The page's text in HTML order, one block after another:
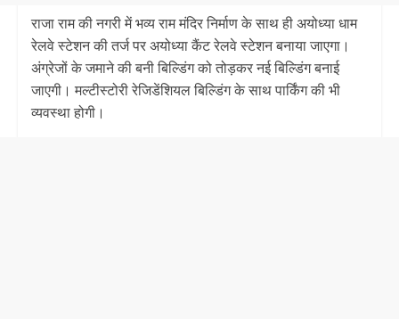
राजा राम की नगरी में भव्‍य राम मंद‍िर न‍िर्माण के साथ ही अयोध्या धाम
रेलवे स्टेशन की तर्ज पर अयोध्या कैंट रेलवे स्टेशन बनाया जाएगा।
अंग्रेजों के जमाने की बनी बिल्डिंग को तोड़कर नई बिल्डिंग बनाई
जाएगी। मल्टीस्टोरी रेजिडेंशियल बिल्डिंग के साथ पार्किंग की भी
व्यवस्था होगी।